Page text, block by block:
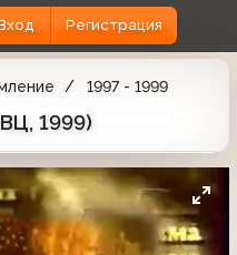
Регистрация
1997 - 1999
1999)